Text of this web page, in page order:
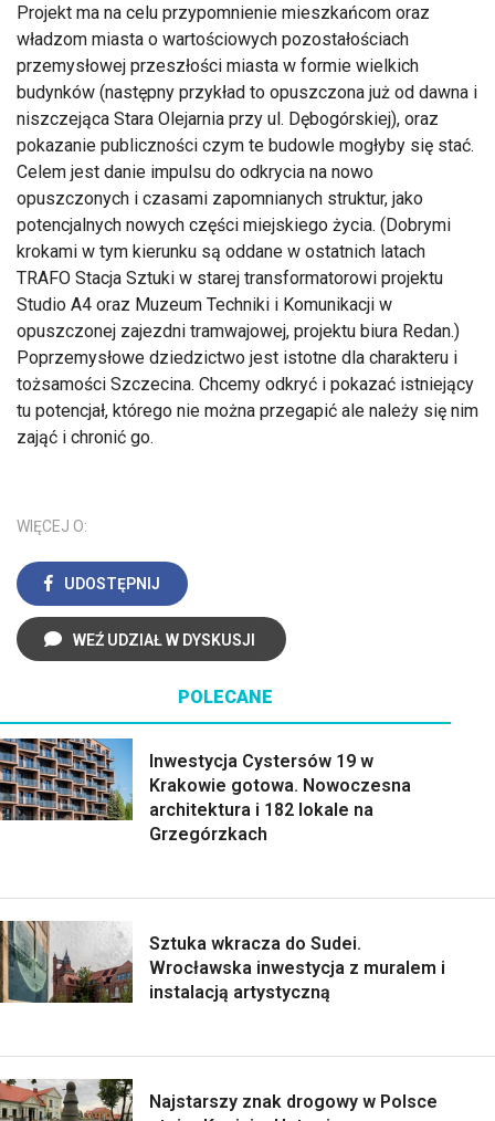
Projekt ma na celu przypomnienie mieszkańcom oraz
władzom miasta o wartościowych pozostałościach
przemysłowej przeszłości miasta w formie wielkich
budynków (następny przykład to opuszczona już od dawna i
niszczejąca Stara Olejarnia przy ul. Dębogórskiej), oraz
pokazanie publiczności czym te budowle mogłyby się stać.
Celem jest danie impulsu do odkrycia na nowo
opuszczonych i czasami zapomnianych struktur, jako
potencjalnych nowych części miejskiego życia. (Dobrymi
krokami w tym kierunku są oddane w ostatnich latach
TRAFO Stacja Sztuki w starej transformatorowi projektu
Studio A4 oraz Muzeum Techniki i Komunikacji w
opuszczonej zajezdni tramwajowej, projektu biura Redan.)
Poprzemysłowe dziedzictwo jest istotne dla charakteru i
tożsamości Szczecina. Chcemy odkryć i pokazać istniejący
tu potencjał, którego nie można przegapić ale należy się nim
zająć i chronić go.
WIĘCEJ O:
UDOSTĘPNIJ
WEŹ UDZIAŁ W DYSKUSJI
POLECANE
Inwestycja Cystersów 19 w
Krakowie gotowa. Nowoczesna
architektura i 182 lokale na
Grzegórzkach
Sztuka wkracza do Sudei.
Wrocławska inwestycja z muralem i
instalacją artystyczną
Najstarszy znak drogowy w Polsce